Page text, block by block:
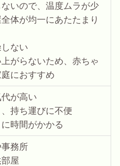
いので、温度ムラが少
体が均一にあたたまり
ない
がらないため、赤ちゃ
におすすめ
が高い
持ち運びに不便
時間がかかる
務所
屋